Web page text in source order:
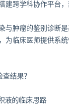
建跨学科协作平台
与肿瘤的鉴别诊断
为临床医师提供系统
结果？
液的临床思路